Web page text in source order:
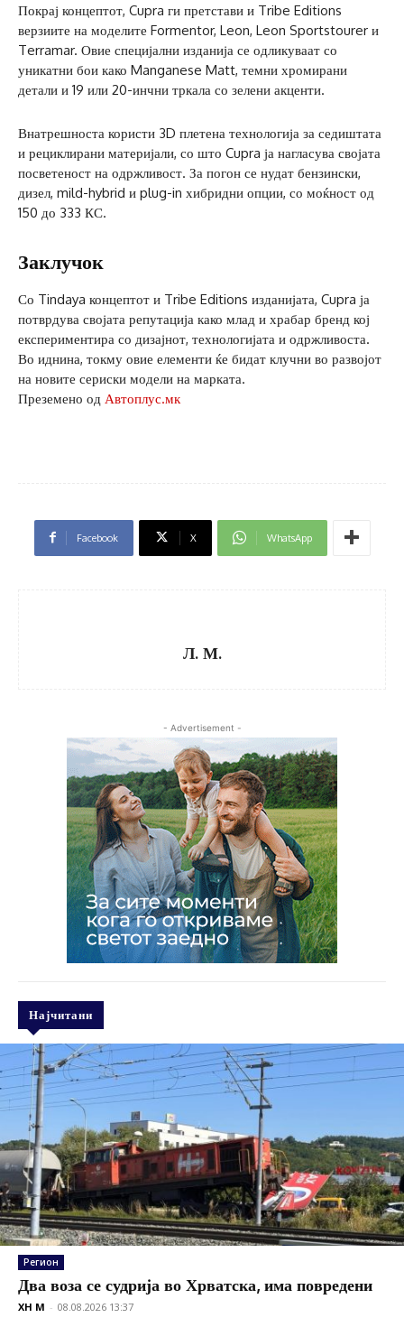
Покрај концептот, Cupra ги претстави и Tribe Editions
верзиите на моделите Formentor, Leon, Leon Sportstourer и
Terramar. Овие специјални изданија се одликуваат со
уникатни бои како Manganese Matt, темни хромирани
детали и 19 или 20-инчни тркала со зелени акценти.
Внатрешноста користи 3D плетена технологија за седиштата
и рециклирани материјали, со што Cupra ја нагласува својата
посветеност на одржливост. За погон се нудат бензински,
дизел, mild-hybrid и plug-in хибридни опции, со моќност од
150 до 333 КС.
Заклучок
Со Tindaya концептот и Tribe Editions изданијата, Cupra ја
потврдува својата репутација како млад и храбар бренд кој
експериментира со дизајнот, технологијата и одржливоста.
Во иднина, токму овие елементи ќе бидат клучни во развојот
на новите сериски модели на марката.
Преземено од Автоплус.мк
Facebook X WhatsApp
Л. М.
- Advertisement -
Најчитани
Регион
Два воза се судрија во Хрватска, има повредени
XH M - 08.08.2026 13:37